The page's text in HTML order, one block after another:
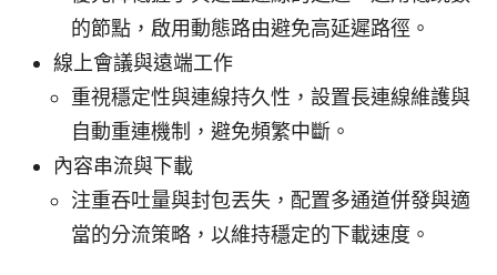
的節點，啟用動態路由避免高延遲路徑。
線上會議與遠端工作
重視穩定性與連線持久性，設置長連線維護與
自動重連機制，避免頻繁中斷。
內容串流與下載
注重吞吐量與封包丟失，配置多通道併發與適
當的分流策略，以維持穩定的下載速度。